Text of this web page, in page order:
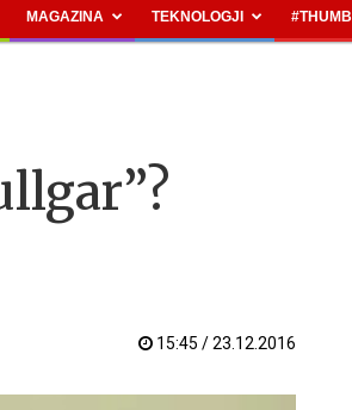
INFOSHQIP.COM
MAGAZINA TEKNOLOGJI #THUMB
15:45 / 23.12.2016